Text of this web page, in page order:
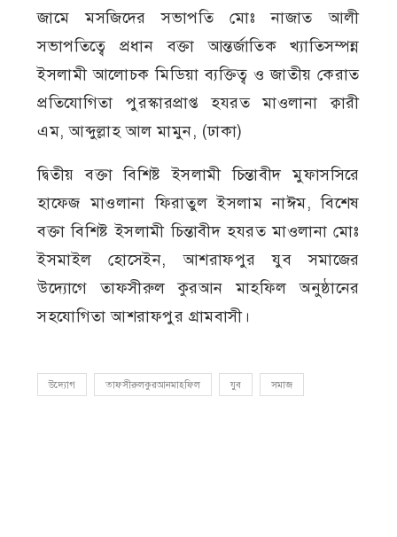
জামে মসজিদের সভাপতি মোঃ নাজাত আলী
সভাপতিত্বে প্রধান বক্তা আন্তর্জাতিক খ্যাতিসম্পন্ন
ইসলামী আলোচক মিডিয়া ব্যক্তিত্ব ও জাতীয় কেরাত
প্রতিযোগিতা পুরস্কারপ্রাপ্ত হযরত মাওলানা ক্বারী
এম, আব্দুল্লাহ আল মামুন, (ঢাকা)
দ্বিতীয় বক্তা বিশিষ্ট ইসলামী চিন্তাবীদ মুফাসসিরে
হাফেজ মাওলানা ফিরাতুল ইসলাম নাঈম, বিশেষ
বক্তা বিশিষ্ট ইসলামী চিন্তাবীদ হযরত মাওলানা মোঃ
ইসমাইল হোসেইন, আশরাফপুর যুব সমাজের
উদ্যোগে তাফসীরুল কুরআন মাহফিল অনুষ্ঠানের
সহযোগিতা আশরাফপুর গ্রামবাসী।
উদ্যোগ তাফসীরুলকুরআনমাহফিল যুব সমাজ